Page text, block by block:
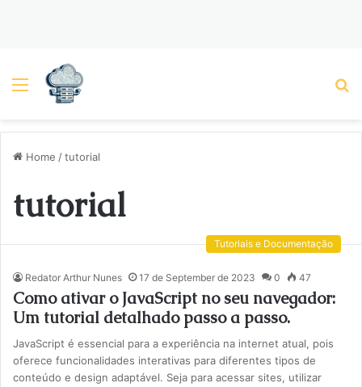
Menu
Home /tutorial
tutorial
Tutoriais e Documentação
Redator Arthur Nunes 17 de September de 2023 0 47
Como ativar o JavaScript no seu navegador:
Um tutorial detalhado passo a passo.
JavaScript é essencial para a experiência na internet atual, pois
oferece funcionalidades interativas para diferentes tipos de
conteúdo e design adaptável. Seja para acessar sites, utilizar